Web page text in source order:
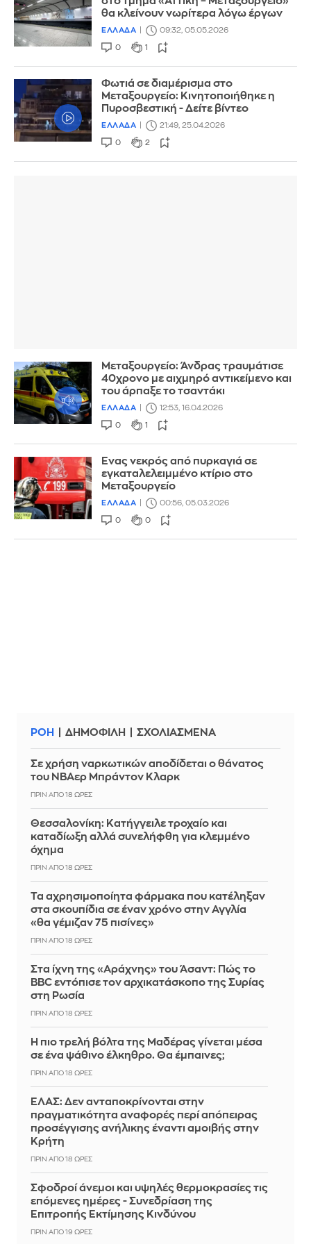
θα κλείνουν νωρίτερα λόγω έργων
ΕΛΛΑΔΑ 09:32, 05.05.2026
0 1
Φωτιά σε διαμέρισμα στο
Μεταξουργείο: Κινητοποιήθηκε η
Πυροσβεστική - Δείτε βίντεο
ΕΛΛΑΔΑ 21:49, 25.04.2026
0 2
Μεταξουργείο: Άνδρας τραυμάτισε
40χρονο με αιχμηρό αντικείμενο και
του άρπαξε το τσαντάκι
ΕΛΛΑΔΑ 12:53, 16.04.2026
0 1
Ενας νεκρός από πυρκαγιά σε
εγκαταλελειμμένο κτίριο στο
Μεταξουργείο
ΕΛΛΑΔΑ 00:56, 05.03.2026
0 0
ΡΟΗ ΔΗΜΟΦΙΛΗ ΣΧΟΛΙΑΣΜΕΝΑ
Σε χρήση ναρκωτικών αποδίδεται ο θάνατος
του ΝΒΑερ Μπράντον Κλαρκ
ΠΡΙΝ ΑΠΌ 18 ΏΡΕΣ
Θεσσαλονίκη: Κατήγγειλε τροχαίο και
καταδίωξη αλλά συνελήφθη για κλεμμένο
όχημα
ΠΡΙΝ ΑΠΌ 18 ΏΡΕΣ
Τα αχρησιμοποίητα φάρμακα που κατέληξαν
στα σκουπίδια σε έναν χρόνο στην Αγγλία
«θα γέμιζαν 75 πισίνες»
ΠΡΙΝ ΑΠΌ 18 ΏΡΕΣ
Στα ίχνη της «Αράχνης» του Άσαντ: Πώς το
BBC εντόπισε τον αρχικατάσκοπο της Συρίας
στη Ρωσία
ΠΡΙΝ ΑΠΌ 18 ΏΡΕΣ
Η πιο τρελή βόλτα της Μαδέρας γίνεται μέσα
σε ένα ψάθινο έλκηθρο. Θα έμπαινες;
ΠΡΙΝ ΑΠΌ 18 ΏΡΕΣ
ΕΛΑΣ: Δεν ανταποκρίνονται στην
πραγματικότητα αναφορές περί απόπειρας
προσέγγισης ανήλικης έναντι αμοιβής στην
Κρήτη
ΠΡΙΝ ΑΠΌ 18 ΏΡΕΣ
Σφοδροί άνεμοι και υψηλές θερμοκρασίες τις
επόμενες ημέρες - Συνεδρίαση της
Επιτροπής Εκτίμησης Κινδύνου
ΠΡΙΝ ΑΠΌ 19 ΏΡΕΣ